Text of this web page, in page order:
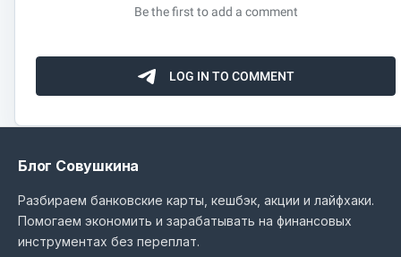
Блог Совушкина
Разбираем банковские карты, кешбэк, акции и лайфхаки.
Помогаем экономить и зарабатывать на финансовых
инструментах без переплат.